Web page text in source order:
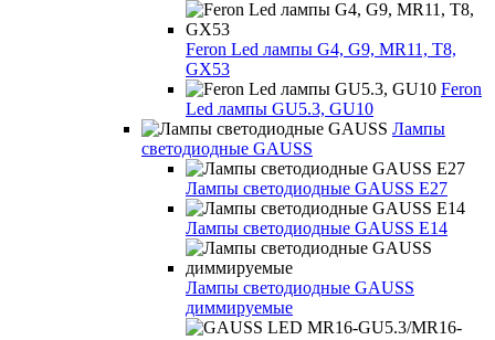
Feron Led лампы G4, G9, MR11, T8,
GX53
Feron
Led лампы GU5.3, GU10
Лампы
светодиодные GAUSS
Лампы светодиодные GAUSS E27
Лампы светодиодные GAUSS E14
Лампы светодиодные GAUSS
диммируемые